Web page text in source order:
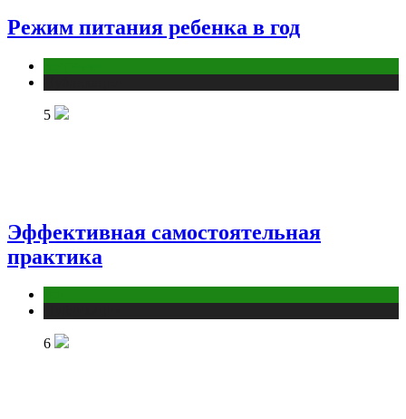
Режим питания ребенка в год
5
Эффективная самостоятельная
практика
6